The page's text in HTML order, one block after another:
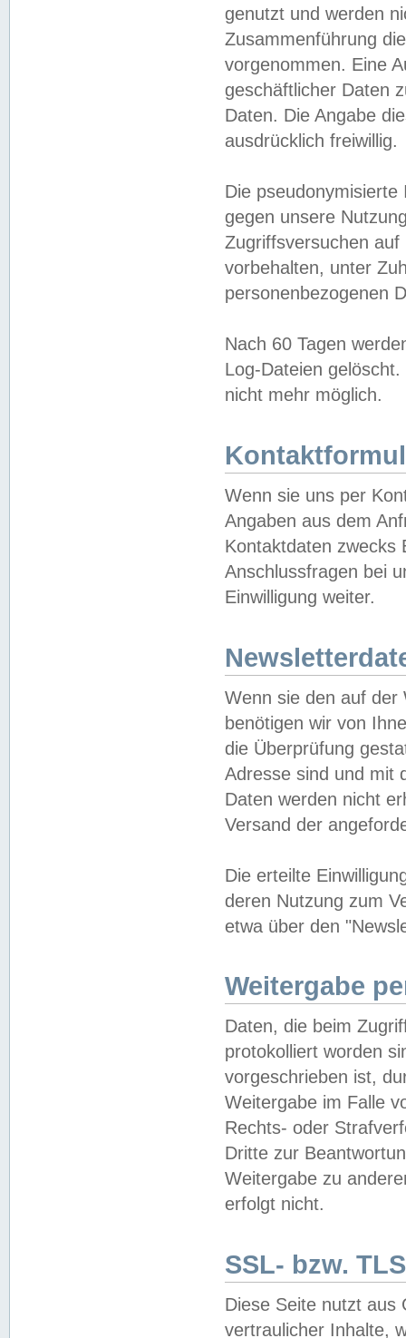
genutzt und werden
Zusammenführung
vorgenommen. Eine
geschäftlicher Daten
Daten. Die Angabe
ausdrücklich freiwillig.
Die
gegen unsere
Zugriffsversuchen
vorbehalten, unter
personenbezogenen
Nach 60 Tagen
Log-Dateien
nicht mehr möglich.
Wenn sie uns per
Angaben aus dem
Kontaktdaten zwecks
Anschlussfragen bei
Einwilligung weiter.
Wenn sie den auf der
benötigen wir von
die Überprüfung
Adresse sind und mit
Daten werden nicht
Versand der
Die erteilte
deren Nutzung zum
etwa über den
Weitergabe
Daten, die beim
protokolliert worden
vorgeschrieben ist,
Weitergabe im Falle
Rechts- oder
Dritte zur
Weitergabe zu
erfolgt nicht.
SSL- bzw.
Diese Seite nutzt aus
vertraulicher Inhalte,